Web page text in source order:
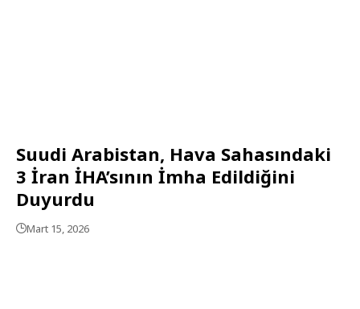
Suudi Arabistan, Hava Sahasındaki
3 İran İHA’sının İmha Edildiğini
Duyurdu
Mart 15, 2026